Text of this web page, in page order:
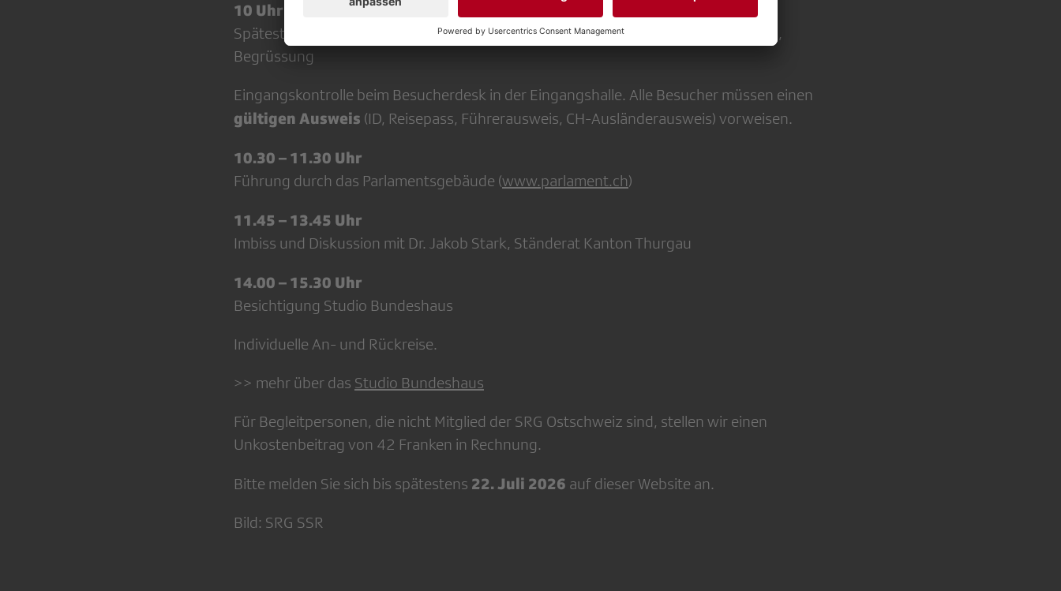
10 Uhr
Spätestes Eintreffen beim Parlamentsgebäude (Eingang Bundesterrasse, Südseite),
Begrüssung
Eingangskontrolle beim Besucherdesk in der Eingangshalle. Alle Besucher müssen einen
gültigen Ausweis (ID, Reisepass, Führerausweis, CH-Ausländerausweis) vorweisen.
10.30 – 11.30 Uhr
Führung durch das Parlamentsgebäude (www.parlament.ch)
11.45 – 13.45 Uhr
Imbiss und Diskussion mit Dr. Jakob Stark, Ständerat Kanton Thurgau
14.00 – 15.30 Uhr
Besichtigung Studio Bundeshaus
Individuelle An- und Rückreise.
>> mehr über das Studio Bundeshaus
Für Begleitpersonen, die nicht Mitglied der SRG Ostschweiz sind, stellen wir einen
Unkostenbeitrag von 42 Franken in Rechnung.
Bitte melden Sie sich bis spätestens 22. Juli 2026 auf dieser Website an.
Bild: SRG SSR